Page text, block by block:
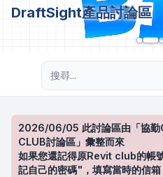
DraftSight產品討論區
2026/06/05 此討論區由「協勤
CLUB討論區」彙整而來
如果您還記得原Revit club的帳
記自己的密碼"，填寫當時的信